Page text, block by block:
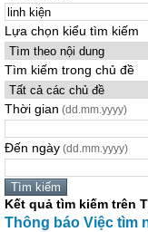
Lựa chọn kiểu tìm kiếm
Tìm kiếm trong chủ đề
Thời gian (dd.mm.yyyy)
Đến ngày (dd.mm.yyyy)
Kết quả tìm kiếm trên
Thông báo Việc tìm